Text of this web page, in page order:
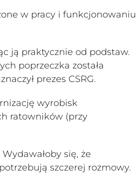
w pracy i funkcjonowaniu
ją praktycznie od podstaw.
poprzeczka została
prezes CSRG.
wyrobisk
ratowników (przy
się, że
szczerej rozmowy.